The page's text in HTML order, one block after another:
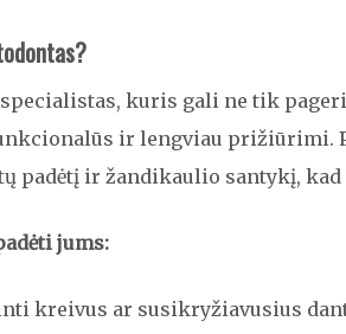
kuris gali ne tik
ir lengviau prižiūrimi.
padėtį ir žandikaulio santykį,
jums:
kreivus ar susikryžiavusius